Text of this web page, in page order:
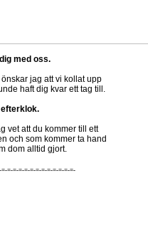
med oss.
jag att vi kollat upp
haft dig kvar ett tag till.
vet att du kommer till ett
och som kommer ta hand
dom alltid gjort.
=-=-=-=-=-=-=-=-=-=-=-=-